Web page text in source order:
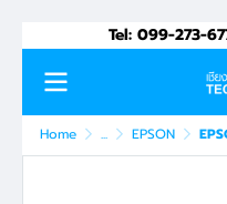
Tel: 099-273-
Home ... EPSON EPSON